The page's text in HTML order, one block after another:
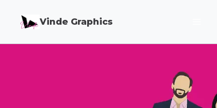
Vinde Graphics